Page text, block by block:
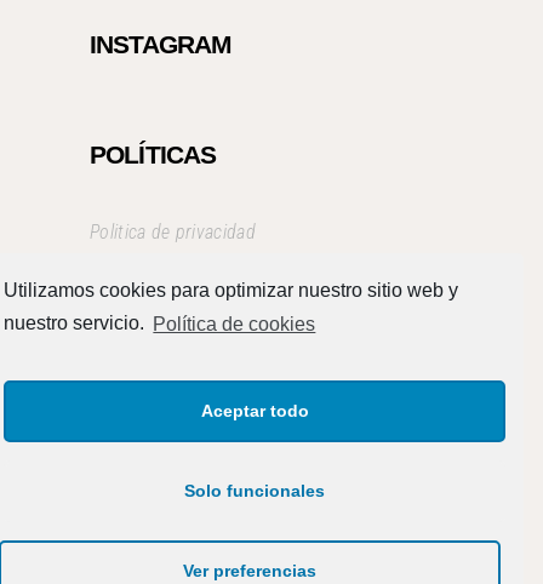
Utilizamos cookies para optimizar nuestro sitio web y
nuestro servicio. Política de cookies
Aceptar todo
Solo funcionales
Ver preferencias
INSTAGRAM
POLÍTICAS
Politica de privacidad
Términos y condiciones